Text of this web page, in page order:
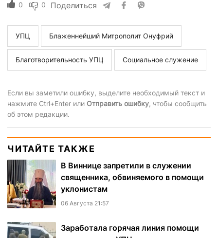
0 0 Поделиться
УПЦ Блаженнейший Митрополит Онуфрий
Благотворительность УПЦ Социальное служение
Если вы заметили ошибку, выделите необходимый текст и
нажмите Ctrl+Enter или Отправить ошибку, чтобы сообщить
об этом редакции.
ЧИТАЙТЕ ТАКЖЕ
В Виннице запретили в служении
священника, обвиняемого в помощи
уклонистам
06 Августа 21:57
Заработала горячая линия помощи